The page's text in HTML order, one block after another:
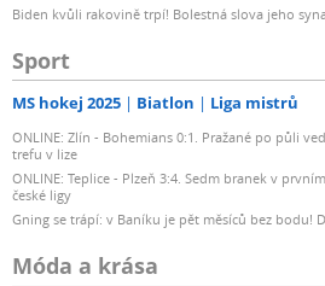
Biden kvůli rakovině trpí! Bolestná slova jeho
Sport
MS hokej 2025 Biatlon Liga mistrů
ONLINE: Zlín - Bohemians 0:1. Pražané po půli
trefu v lize
ONLINE: Teplice - Plzeň 3:4. Sedm branek v
české ligy
Gning se trápí: v Baníku je pět měsíců bez bodu!
Móda a krása